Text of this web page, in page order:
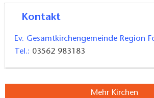
Kontakt
Ev. Gesamtkirchengemeinde Region
Tel.: 03562 983183
Mehr Kirchen